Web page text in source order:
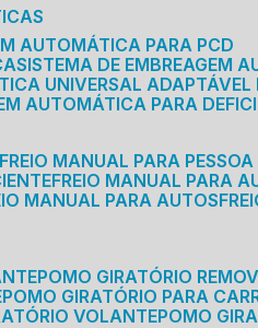
AUTOMÁTICA PARA PCD
SISTEMA DE EMBREAGEM
UNIVERSAL ADAPTÁVEL
AUTOMÁTICA PARA
FREIO MANUAL PARA
FREIO MANUAL PARA
MANUAL PARA AUTOS
POMO GIRATÓRIO
POMO GIRATÓRIO PARA
VOLANTE POMO